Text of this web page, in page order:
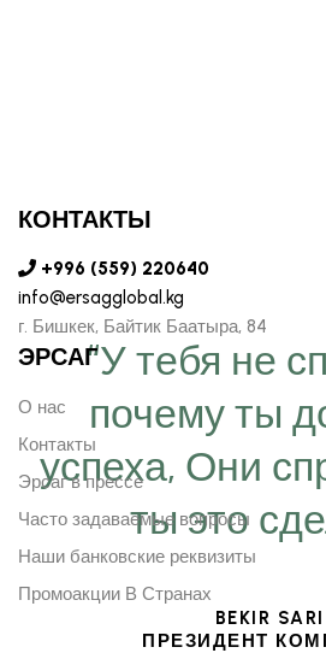
“У тебя не
почему ты
успеха, Они
ты это
BEKIR SARI
ПРЕЗИДЕНТ
КОНТАКТЫ
+996 (559) 220640
info@ersagglobal.kg
г. ​Бишкек, Байтик Баатыра, 84
ЭРСАГ
О нас
Контакты
Эрсаг в прессе
Часто задаваемые вопросы
Наши банковские реквизиты
Промоакции В Странах